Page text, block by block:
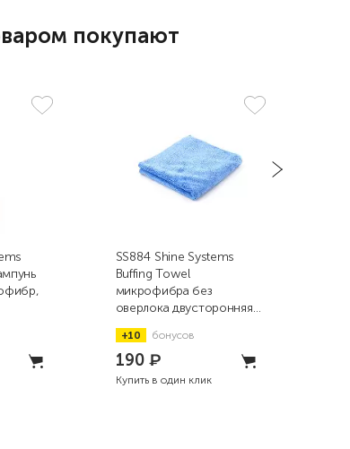
покупают
SS884 Shine Systems
Buffing Towel
микрофибра без
оверлока двусторонняя
40x40см, 350гр/м2
+10 бонусов
190 ₽
Купить в один клик